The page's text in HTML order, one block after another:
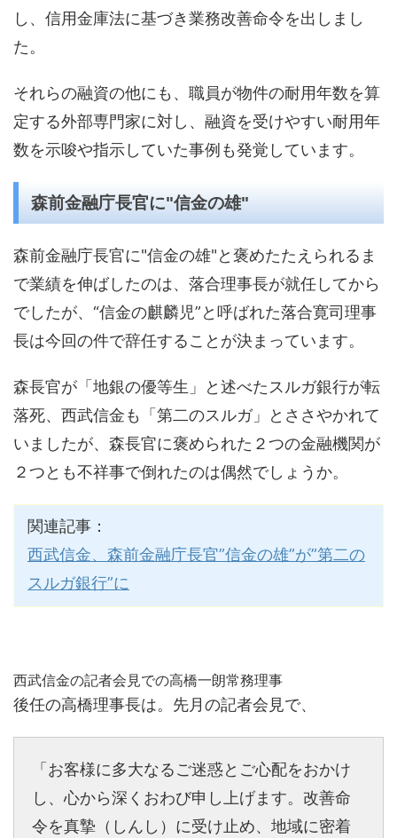
し、信用金庫法に基づき業務改善命令を出しまし
た。
それらの融資の他にも、職員が物件の耐用年数を算
定する外部専門家に対し、融資を受けやすい耐用年
数を示唆や指示していた事例も発覚しています。
森前金融庁長官に"信金の雄"
森前金融庁長官に"信金の雄"と褒めたたえられるま
で業績を伸ばしたのは、落合理事長が就任してから
でしたが、“信金の麒麟児”と呼ばれた落合寛司理事
長は今回の件で辞任することが決まっています。
森長官が「地銀の優等生」と述べたスルガ銀行が転
落死、西武信金も「第二のスルガ」とささやかれて
いましたが、森長官に褒められた２つの金融機関が
２つとも不祥事で倒れたのは偶然でしょうか。
関連記事：
西武信金、森前金融庁長官”信金の雄”が”第二の
スルガ銀行”に
西武信金の記者会見での高橋一朗常務理事
後任の高橋理事長は。先月の記者会見で、
「お客様に多大なるご迷惑とご心配をおかけ
し、心から深くおわび申し上げます。改善命
令を真摯（しんし）に受け止め、地域に密着